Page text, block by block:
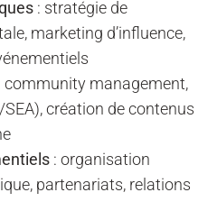
: stratégie de
marketing d’influence,
community management,
création de contenus
: organisation
partenariats, relations